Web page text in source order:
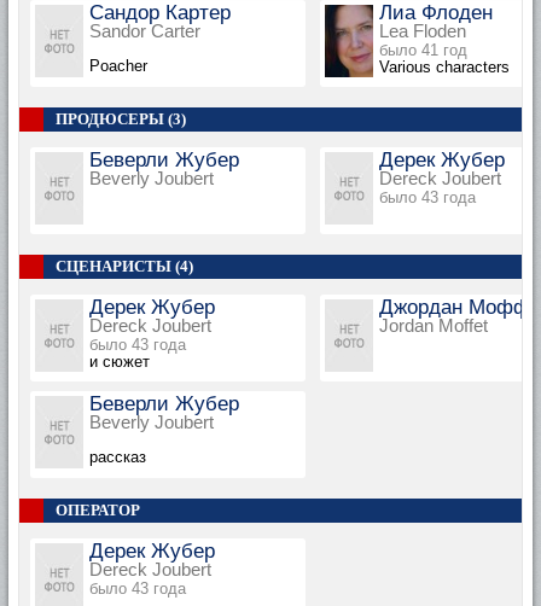
Сандор Картер
Sandor Carter
Poacher
Лиа Флоден
Lea Floden
было 41 год
Various characters
ПРОДЮСЕРЫ (3)
Беверли Жубер
Beverly Joubert
Дерек Жубер
Dereck Joubert
было 43 года
СЦЕНАРИСТЫ (4)
Дерек Жубер
Dereck Joubert
было 43 года
и сюжет
Джордан
Jordan Moffet
Беверли Жубер
Beverly Joubert
рассказ
ОПЕРАТОР
Дерек Жубер
Dereck Joubert
было 43 года